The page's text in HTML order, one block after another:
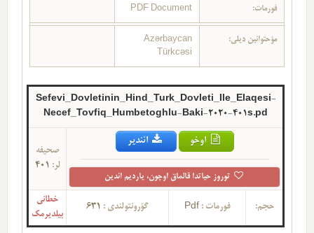
فورمات: PDF Document
مؤحتوانین دیلی:
Azərbaycan
Türkcəsi
Sefevi_Dovletinin_Hind_Turk_Dovleti_Ile_Elaqesi-
Necef_Tovfiq_Humbetoghlu-Baki-2020-401s.pd
اوخو ائندیر
توروز حیاتدا قالماق اوچون، یاردیم ائدین
صحیفه
لر:
حجم: فورمات :Pdf گؤرونتولندی : 631
خطانی
بیلدیرمک